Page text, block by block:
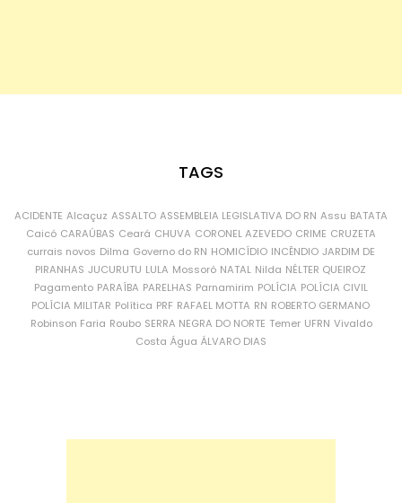
TAGS
ACIDENTE Alcaçuz ASSALTO ASSEMBLEIA LEGISLATIVA DO RN Assu BATATA
Caicó CARAÚBAS Ceará CHUVA CORONEL AZEVEDO CRIME CRUZETA
currais novos Dilma Governo do RN HOMICÍDIO INCÊNDIO JARDIM DE
PIRANHAS JUCURUTU LULA Mossoró NATAL Nilda NÉLTER QUEIROZ
Pagamento PARAÍBA PARELHAS Parnamirim POLÍCIA POLÍCIA CIVIL
POLÍCIA MILITAR Política PRF RAFAEL MOTTA RN ROBERTO GERMANO
Robinson Faria Roubo SERRA NEGRA DO NORTE Temer UFRN Vivaldo
Costa Água ÁLVARO DIAS